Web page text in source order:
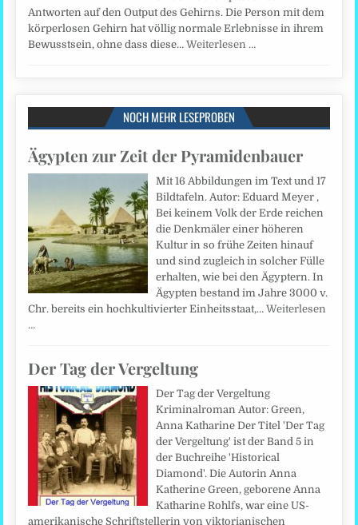
Antworten auf den Output des Gehirns. Die Person mit dem
körperlosen Gehirn hat völlig normale Erlebnisse in ihrem
Bewusstsein, ohne dass diese…Weiterlesen …
NOCH MEHR LESEPROBEN
Ägypten zur Zeit der Pyramidenbauer
Mit 16 Abbildungen im Text und 17
Bildtafeln. Autor: Eduard Meyer ,
Bei keinem Volk der Erde reichen
die Denkmäler einer höheren
Kultur in so frühe Zeiten hinauf
und sind zugleich in solcher Fülle
erhalten, wie bei den Ägyptern. In
Ägypten bestand im Jahre 3000 v.
Chr. bereits ein hochkultivierter Einheitsstaat,…Weiterlesen
…
Der Tag der Vergeltung
Der Tag der Vergeltung
Kriminalroman Autor: Green,
Anna Katharine Der Titel 'Der Tag
der Vergeltung' ist der Band 5 in
der Buchreihe 'Historical
Diamond'. Die Autorin Anna
Katherine Green, geborene Anna
Katharine Rohlfs, war eine US-
amerikanische Schriftstellerin von viktorianischen